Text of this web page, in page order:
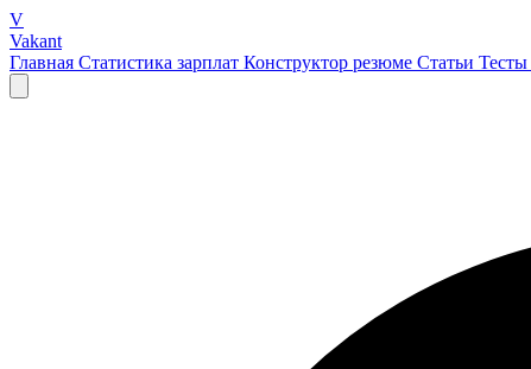
V
Vakant
Главная Статистика зарплат Конструктор резюме Статьи Тесты